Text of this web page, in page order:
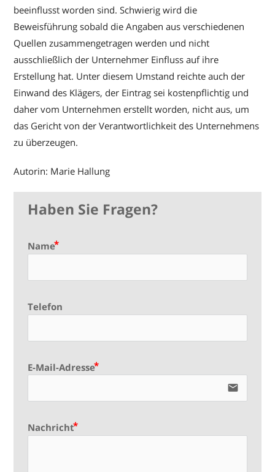
beeinflusst worden sind. Schwierig wird die
Beweisführung sobald die Angaben aus verschiedenen
Quellen zusammengetragen werden und nicht
ausschließlich der Unternehmer Einfluss auf ihre
Erstellung hat. Unter diesem Umstand reichte auch der
Einwand des Klägers, der Eintrag sei kostenpflichtig und
daher vom Unternehmen erstellt worden, nicht aus, um
das Gericht von der Verantwortlichkeit des Unternehmens
zu überzeugen.
Autorin: Marie Hallung
Haben Sie Fragen?
Name
Telefon
E-Mail-Adresse
email
Nachricht